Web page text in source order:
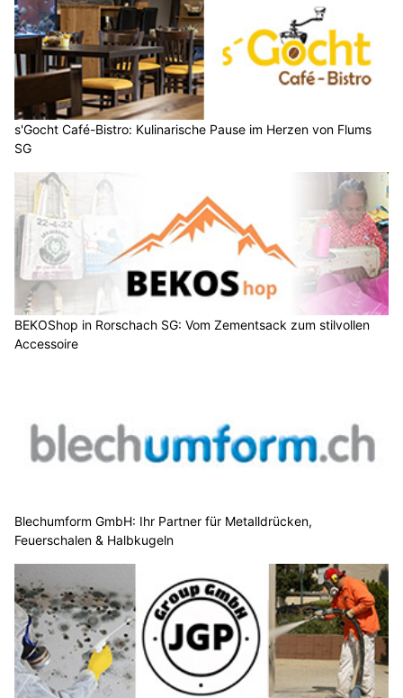
s'Gocht Café-Bistro: Kulinarische Pause im Herzen von Flums
SG
BEKOShop in Rorschach SG: Vom Zementsack zum stilvollen
Accessoire
Blechumform GmbH: Ihr Partner für Metalldrücken,
Feuerschalen & Halbkugeln